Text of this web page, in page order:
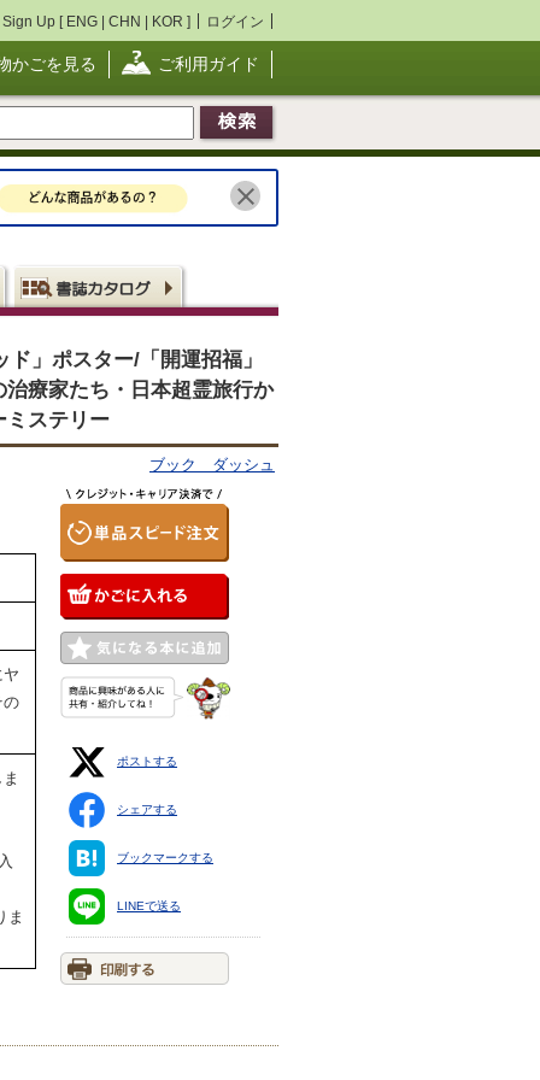
Sign Up [ ENG | CHN | KOR ] ログイン
かごを見る ご利用ガイド
」ポスター/「開運招福」
療家たち・日本超霊旅行か
ミステリー
ブック ダッシュ
の
ま
ポストする
シェアする
ブックマークする
LINEで送る